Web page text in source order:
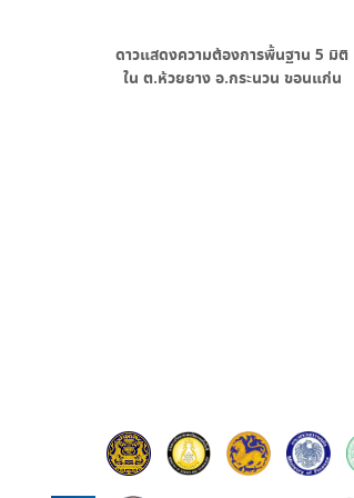
ดาวแสดงความต้องการพื้นฐาน 5 มิติ
ใน ต.ห้วยยาง อ.กระนวน ขอนแก่น